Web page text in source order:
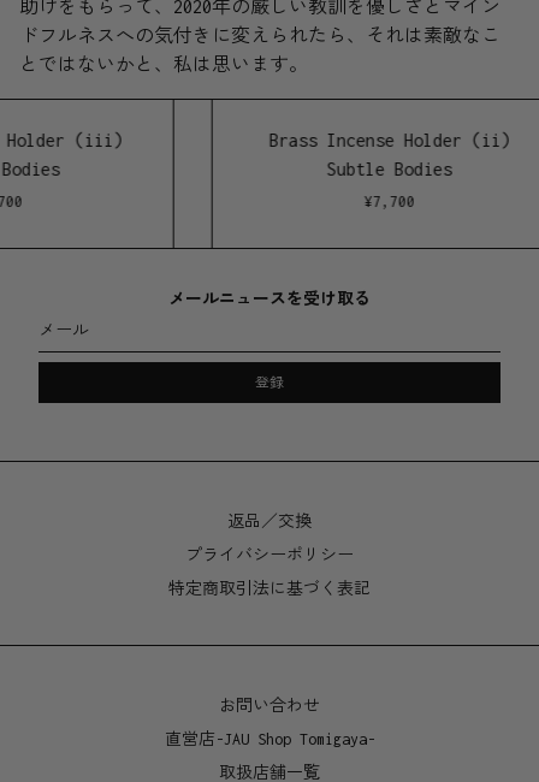
助けをもらって、2020年の厳しい教訓を優しさとマイン
ドフルネスへの気付きに変えられたら、それは素敵なこ
とではないかと、私は思います。
(iii)
Brass Incense Holder (ii)
Subtle Bodies
7,700
メールニュースを受け取る
メール
登録
返品／交換
プライバシーポリシー
特定商取引法に基づく表記
お問い合わせ
直営店-JAU Shop Tomigaya-
取扱店舗一覧